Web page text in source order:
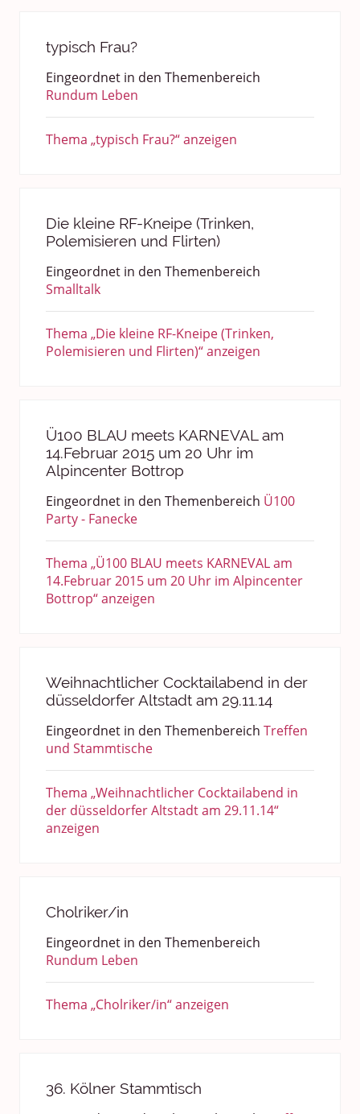
typisch Frau?
Eingeordnet in den Themenbereich
Rundum Leben
Thema „typisch Frau?“ anzeigen
Die kleine RF-Kneipe (Trinken,
Polemisieren und Flirten)
Eingeordnet in den Themenbereich
Smalltalk
Thema „Die kleine RF-Kneipe (Trinken,
Polemisieren und Flirten)“ anzeigen
Ü100 BLAU meets KARNEVAL am
14.Februar 2015 um 20 Uhr im
Alpincenter Bottrop
Eingeordnet in den Themenbereich Ü100
Party - Fanecke
Thema „Ü100 BLAU meets KARNEVAL am
14.Februar 2015 um 20 Uhr im Alpincenter
Bottrop“ anzeigen
Weihnachtlicher Cocktailabend in der
düsseldorfer Altstadt am 29.11.14
Eingeordnet in den Themenbereich Treffen
und Stammtische
Thema „Weihnachtlicher Cocktailabend in
der düsseldorfer Altstadt am 29.11.14“
anzeigen
Cholriker/in
Eingeordnet in den Themenbereich
Rundum Leben
Thema „Cholriker/in“ anzeigen
36. Kölner Stammtisch